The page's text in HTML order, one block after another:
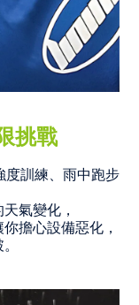
挑戰
度訓練、雨中跑步
氣變化，
你擔心設備惡化，